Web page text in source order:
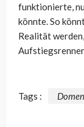
funktionierte,
könnte. So
Realität
Tags :